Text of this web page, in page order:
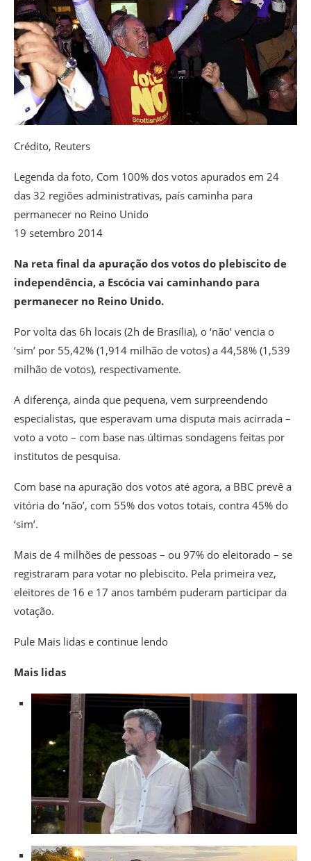
Crédito, Reuters
Legenda da foto, Com 100% dos votos apurados em 24
das 32 regiões administrativas, país caminha para
permanecer no Reino Unido
19 setembro 2014
Na reta final da apuração dos votos do plebiscito de
independência, a Escócia vai caminhando para
permanecer no Reino Unido.
Por volta das 6h locais (2h de Brasília), o ‘não’ vencia o
‘sim’ por 55,42% (1,914 milhão de votos) a 44,58% (1,539
milhão de votos), respectivamente.
A diferença, ainda que pequena, vem surpreendendo
especialistas, que esperavam uma disputa mais acirrada –
voto a voto – com base nas últimas sondagens feitas por
institutos de pesquisa.
Com base na apuração dos votos até agora, a BBC prevê a
vitória do ‘não’, com 55% dos votos totais, contra 45% do
‘sim’.
Mais de 4 milhões de pessoas – ou 97% do eleitorado – se
registraram para votar no plebiscito. Pela primeira vez,
eleitores de 16 e 17 anos também puderam participar da
votação.
Pule Mais lidas e continue lendo
Mais lidas